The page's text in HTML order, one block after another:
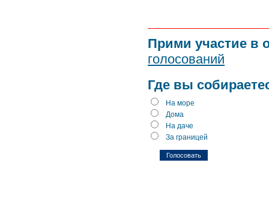
Прими участие в
голосований
Где вы
На море
Дома
На даче
За границей